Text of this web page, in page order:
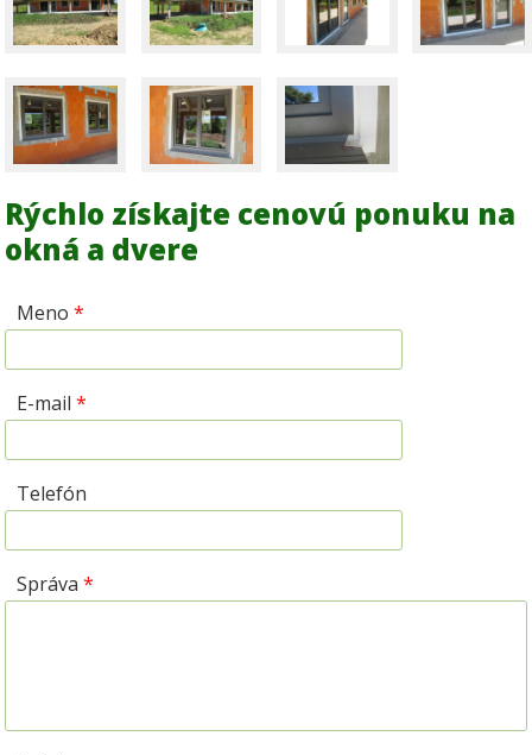
Rýchlo získajte cenovú ponuku na
okná a dvere
Meno*
E-mail*
Telefón
Správa*